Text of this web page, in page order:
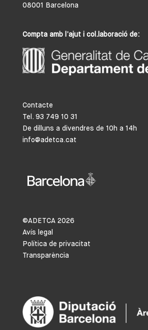
08001 Barcelona
Compta amb l’ajut i col.laboració de:
Contacte
Tel. 93 749 10 31
De dilluns a divendres de 10h a 14h
info@adetca.cat
©ADETCA 2026
Avís legal
Política de privacitat
Transparència